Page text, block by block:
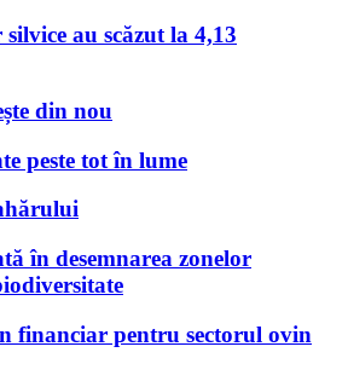
au scăzut la 4,13
din nou
peste tot în lume
în desemnarea zonelor
financiar pentru sectorul ovin